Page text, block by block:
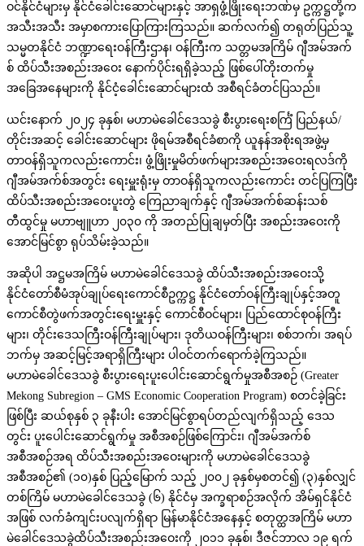
ဝင်နိုင်ငံများမှ နိုင်ငံခေါင်းဆောင်များနှင့် အာရှဖွံ့ဖြိုးရေးဘဏ်မှ ဥက္ကဋ္ဌတို့က
အသီးအသီး အမှာစကားပြောကြားကြသည်။ ဆက်လက်၍ တရုတ်ပြည်သူ့
သမ္မတနိုင်ငံ ဘဏ္ဍာရေးဝန်ကြီးဌာန၊ ဝန်ကြီးက သတ္တမအကြိမ် ဂျီအမ်အက်
စ် ထိပ်သီးအစည်းအဝေး နောက်ပိုင်းရရှိခဲ့သည့် ဖြစ်ပေါ်တိုးတက်မှု
အခြေအနေများကို နိုင်ငံ့ခေါင်းဆောင်များထံ အစီရင်ခံတင်ပြသည်။
ယင်းနောက် ၂၀၂၄ ခုနှစ်၊ မဟာမဲခေါင်ဒေသခွဲ စီးပွားရေးစင်္ကြံ ပြည်နယ်/
တိုင်းအဆင့် ခေါင်းဆောင်များ ဖိုရမ်အစီရင်ခံစာကို ယူနန်အစိုးရအဖွဲ့မှ
တာဝန်ရှိသူကလည်းကောင်း၊ ဖွံ့ဖြိုးမှုမိတ်ဖက်များအစည်းအဝေးရလဒ်ကို
ဂျီအမ်အက်စ်အတွင်း ရေးမှူးရုံးမှ တာဝန်ရှိသူကလည်းကောင်း တင်ပြကြပြီး
ထိပ်သီးအစည်းအဝေးပူးတွဲ ကြေညာချက်နှင့် ဂျီအမ်အက်စ်ဆန်းသစ်
တီထွင်မှု မဟာဗျူဟာ ၂၀၃၀ ကို အတည်ပြုချမှတ်ပြီး အစည်းအဝေးကို
အောင်မြင်စွာ ရုပ်သိမ်းခဲ့သည်။
အဆိုပါ အဋ္ဌမအကြိမ် မဟာမဲခေါင်ဒေသခွဲ ထိပ်သီးအစည်းအဝေးသို့
နိုင်ငံတော်စီမံအုပ်ချုပ်ရေးကောင်စီဥက္ကဋ္ဌ နိုင်ငံတော်ဝန်ကြီးချုပ်နှင့်အတူ
ကောင်စီတွဲဖက်အတွင်းရေးမှူးနှင့် ကောင်စီဝင်များ၊ ပြည်ထောင်စုဝန်ကြီး
များ၊ တိုင်းဒေသကြီးဝန်ကြီးချုပ်များ၊ ဒုတိယဝန်ကြီးများ၊ စစ်ဘက်၊ အရပ်
ဘက်မှ အဆင့်မြင့်အရာရှိကြီးများ ပါဝင်တက်ရောက်ခဲ့ကြသည်။
မဟာမဲခေါင်ဒေသခွဲ စီးပွားရေးပူးပေါင်းဆောင်ရွက်မှုအစီအစဉ် (Greater
Mekong Subregion – GMS Economic Cooperation Program) စတင်ခဲ့ခြင်း
ဖြစ်ပြီး ဆယ်စုနှစ် ၃ ခုနီးပါး အောင်မြင်စွာရပ်တည်လျက်ရှိသည့် ဒေသ
တွင်း ပူးပေါင်းဆောင်ရွက်မှု အစီအစဉ်ဖြစ်ကြောင်း၊ ဂျီအမ်အက်စ်
အစီအစဉ်အရ ထိပ်သီးအစည်းအဝေးများကို မဟာမဲခေါင်ဒေသခွဲ
အစီအစဉ်၏ (၁၀)နှစ် ပြည့်မြောက် သည့် ၂၀၀၂ ခုနှစ်မှစတင်၍ (၃)နှစ်လျှင်
တစ်ကြိမ် မဟာမဲခေါင်ဒေသခွဲ (၆) နိုင်ငံမှ အက္ခရာစဉ်အလိုက် အိမ်ရှင်နိုင်ငံ
အဖြစ် လက်ခံကျင်းပလျက်ရှိရာ မြန်မာနိုင်ငံအနေနှင့် စတုတ္ထအကြိမ် မဟာ
မဲခေါင်ဒေသခွဲထိပ်သီးအစည်းအဝေးကို ၂၀၁၁ ခုနှစ်၊ ဒီဇင်ဘာလ ၁၉ ရက်